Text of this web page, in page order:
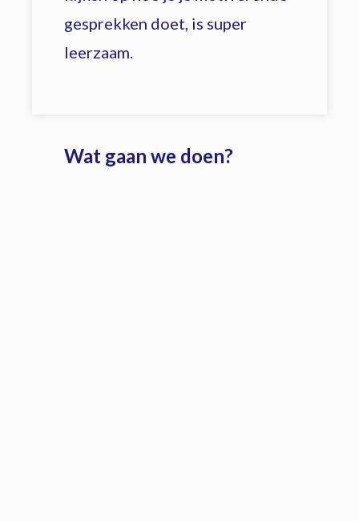
gesprekken doet, is super
leerzaam.
Wat gaan we doen?